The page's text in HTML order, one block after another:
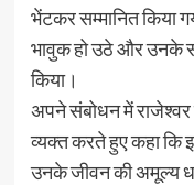
भेंटकर सम्मानित किया
भावुक हो उठे और उनके
किया।
अपने संबोधन में राजेश्वर
व्यक्त करते हुए कहा कि
उनके जीवन की अमूल्य